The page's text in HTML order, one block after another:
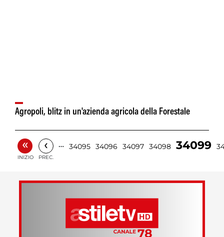
Agropoli, blitz in un'azienda agricola della Forestale
«
INIZIO
‹
PREC.
… 34095 34096 34097 34098 34099